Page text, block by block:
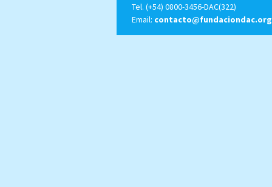
Tel. (+54) 0800-3456-DAC(322)
Email: